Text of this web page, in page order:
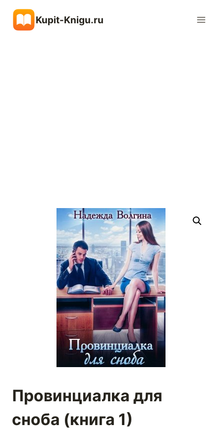
содержимому
Kupit-Knigu.ru
Провинциалка для
сноба (книга 1)